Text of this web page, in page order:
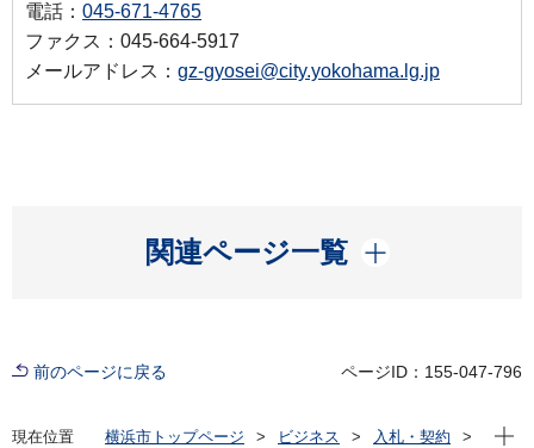
電話： 045-671-4765
ファクス：045-664-5917
メールアドレス： gz-gyosei@city.yokohama.lg.jp
関連ページ一覧
開く
前のページに戻る ページID：155-047-796
現在位置 横浜市トップページ ビジネス
入札・契約
現在